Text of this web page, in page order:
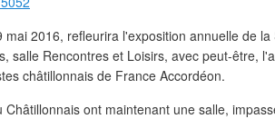
mai 2016, refleurira l'exposition annuelle de
salle Rencontres et Loisirs, avec peut-être,
châtillonnais de France Accordéon.
Châtillonnais ont maintenant une salle,